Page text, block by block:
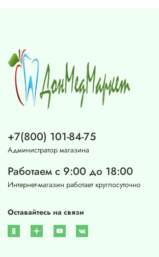
+7(800) 101-84-75
Администратор магазина
Работаем с 9:00 до 18:00
Интернет-магазин работает круглосуточно
Оставайтесь на связи